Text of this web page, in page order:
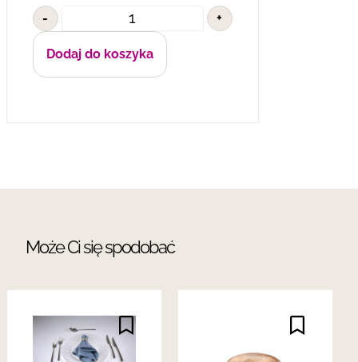
- +
Dodaj do koszyka
Może Ci się spodobać